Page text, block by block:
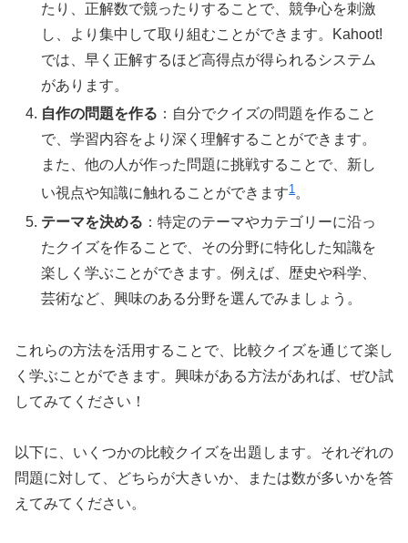
たり、正解数で競ったりすることで、競争心を刺激
し、より集中して取り組むことができます。Kahoot!
では、早く正解するほど高得点が得られるシステム
があります。
自作の問題を作る ：自分でクイズの問題を作ること
で、学習内容をより深く理解することができます。
また、他の人が作った問題に挑戦することで、新し
い視点や知識に触れることができます1。
テーマを決める ：特定のテーマやカテゴリーに沿っ
たクイズを作ることで、その分野に特化した知識を
楽しく学ぶことができます。例えば、歴史や科学、
芸術など、興味のある分野を選んでみましょう。
これらの方法を活用することで、比較クイズを通じて楽し
く学ぶことができます。興味がある方法があれば、ぜひ試
してみてください！
以下に、いくつかの比較クイズを出題します。それぞれの
問題に対して、どちらが大きいか、または数が多いかを答
えてみてください。